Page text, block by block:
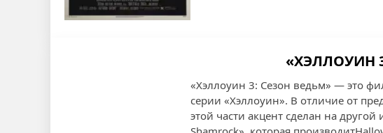
«ХЭЛЛОУИН
«Хэллоуин 3: Сезон ведьм» — это
серии «Хэллоуин». В отличие от
этой части акцент сделан на